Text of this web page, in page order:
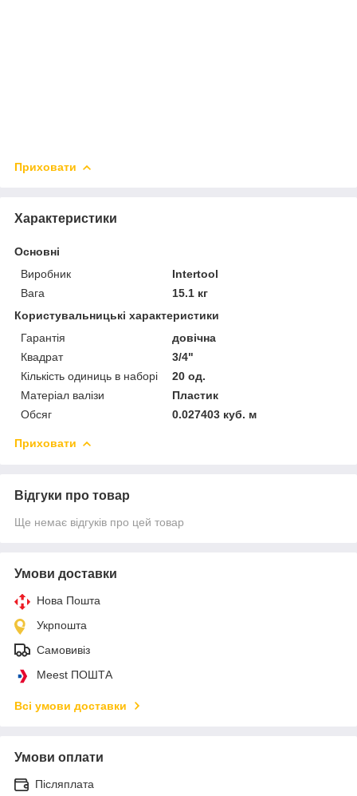
Приховати
Характеристики
Основні
Виробник
Intertool
Вага
15.1 кг
Користувальницькі характеристики
Гарантія
довічна
Квадрат
3/4"
Кількість одиниць в наборі
20 од.
Матеріал валізи
Пластик
Обсяг
0.027403 куб. м
Приховати
Відгуки про товар
Ще немає відгуків про цей товар
Умови доставки
Нова Пошта
Укрпошта
Самовивіз
Meest ПОШТА
Всі умови доставки
Умови оплати
Післяплата